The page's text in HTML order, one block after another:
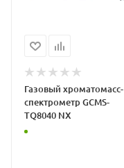
Газовый хроматомасс-
спектрометр GCMS-
TQ8040 NX